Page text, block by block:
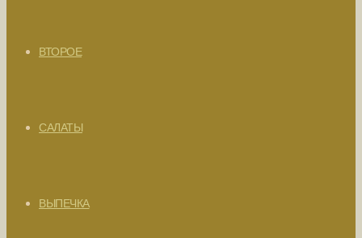
ВТОРОЕ
САЛАТЫ
ВЫПЕЧКА